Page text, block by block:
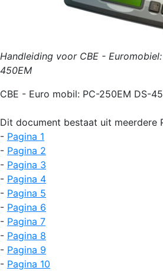
Handleiding voor CBE -
450EM
CBE - Euro mobil: PC-250EM DS-
Dit document bestaat uit meerdere
- Pagina 1
- Pagina 2
- Pagina 3
- Pagina 4
- Pagina 5
- Pagina 6
- Pagina 7
- Pagina 8
- Pagina 9
- Pagina 10